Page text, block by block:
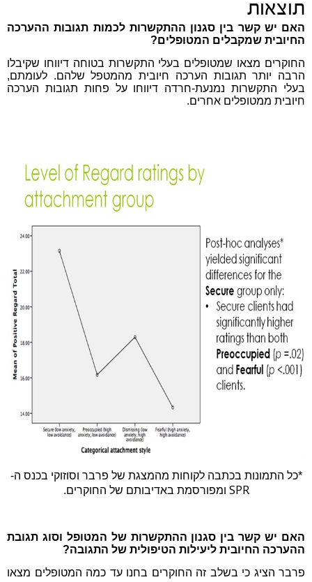
תוצאות
האם יש קשר בין סגנון ההתקשרות לכמות תגובות ההערכה
החיובית שמקבלים המטופלים?
החוקרים מצאו שמטופלים בעלי התקשרות בטוחה דיווחו שקיבלו
הרבה יותר תגובות הערכה חיובית מהמטפל שלהם. לעומתם,
בעלי התקשרות נמנעת-חרדה דיווחו על פחות תגובות הערכה
חיובית ממטופלים אחרים.
*כל התמונות בכתבה לקוחות מהמצגת של פרבר וסוזוקי בכנס ה-
SPR ומפורסמת באדיבותם של החוקרים.
האם יש קשר בין סגנון ההתקשרות של המטופל וסוג תגובת
ההערכה החיובית ליעילות הטיפולית של התגובה?
פרבר הציג כי בשלב זה החוקרים בחנו עד כמה המטופלים מצאו